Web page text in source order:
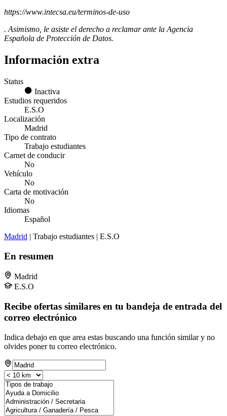
https://www.intecsa.eu/terminos-de-uso
. Asimismo, le asiste el derecho a reclamar ante la Agencia
Española de Protección de Datos.
Información extra
Status
Inactiva
Estudios requeridos
E.S.O
Localización
Madrid
Tipo de contrato
Trabajo estudiantes
Carnet de conducir
No
Vehículo
No
Carta de motivación
No
Idiomas
Español
Madrid | Trabajo estudiantes | E.S.O
En resumen
Madrid
E.S.O
Recibe ofertas similares en tu bandeja de entrada del
correo electrónico
Indica debajo en que area estas buscando una función similar y no
olvides poner tu correo electrónico.